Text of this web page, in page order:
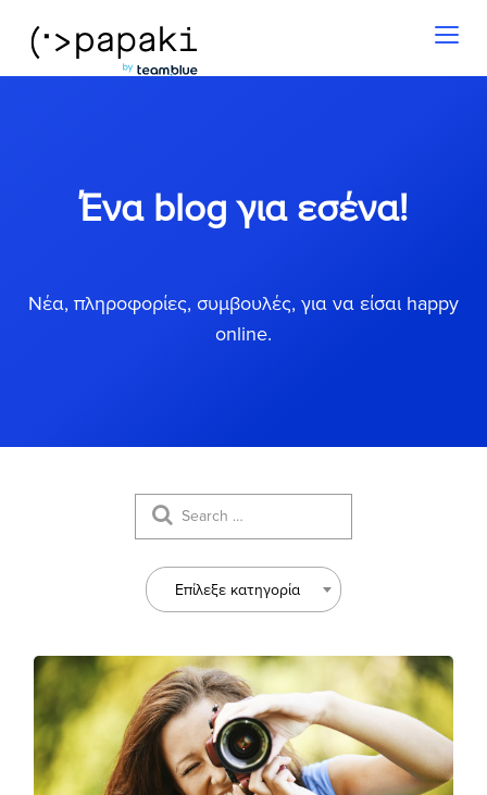
Ένα blog για εσένα!
Νέα, πληροφορίες, συμβουλές, για να είσαι happy
online.
Επίλεξε κατηγορία